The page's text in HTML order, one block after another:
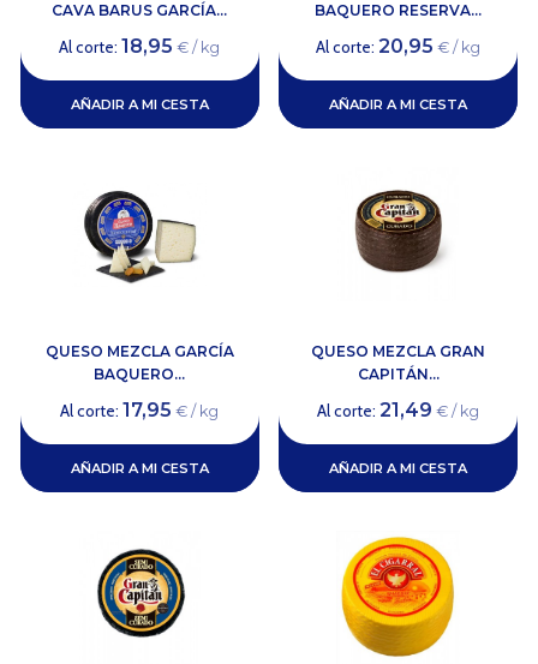
CAVA BARUS GARCÍA...
Al corte:18,95 € / kg
AÑADIR A MI CESTA
BAQUERO RESERVA...
Al corte:20,95 € / kg
AÑADIR A MI CESTA
QUESO MEZCLA GARCÍA
BAQUERO...
Al corte:17,95 € / kg
AÑADIR A MI CESTA
QUESO MEZCLA GRAN
CAPITÁN...
Al corte:21,49 € / kg
AÑADIR A MI CESTA